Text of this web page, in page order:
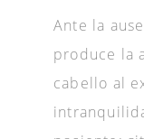
Ante la
produce la
cabello al